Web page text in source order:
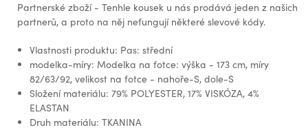
Partnerské zboží - Tenhle kousek u nás prodává jeden z našich
partnerů, a proto na něj nefungují některé slevové kódy.
Vlastnosti produktu: Pas: střední
modelka-míry: Modelka na fotce: výška - 173 cm, míry
82/63/92, velikost na fotce - nahoře-S, dole-S
Složení materiálu: 79% POLYESTER, 17% VISKÓZA, 4%
ELASTAN
Druh materiálu: TKANINA